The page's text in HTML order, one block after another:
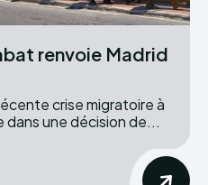
renvoie Madrid
crise migratoire à
une décision de...